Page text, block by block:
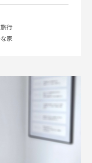
行
家